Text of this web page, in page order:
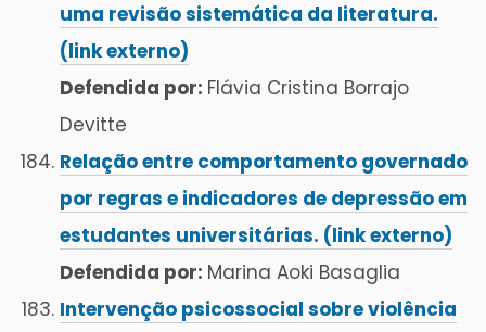
uma revisão sistemática da literatura.
(link externo)
Defendida por: Flávia Cristina Borrajo
Devitte
Relação entre comportamento governado
por regras e indicadores de depressão em
estudantes universitárias. (link externo)
Defendida por: Marina Aoki Basaglia
Intervenção psicossocial sobre violência